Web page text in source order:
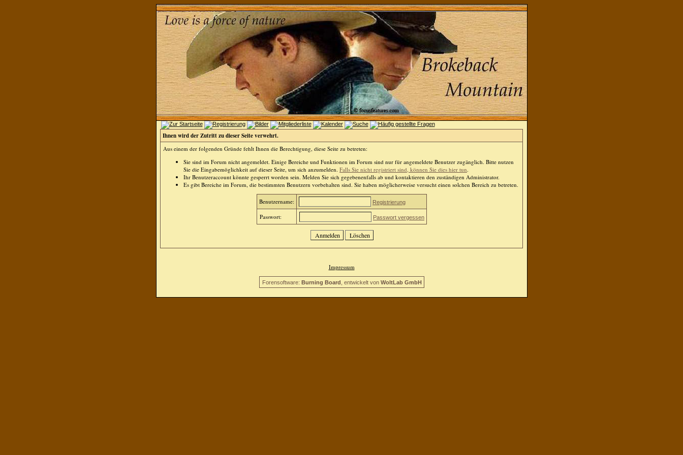
Ihnen wird der Zutritt zu dieser Seite verwehrt.
Aus einem der folgenden Gründe fehlt Ihnen die Berechtigung, diese Seite zu betreten:
Sie sind im Forum nicht angemeldet. Einige Bereiche und Funktionen im Forum sind nur für angemeldete Benutzer zugänglich. Bitte nutzen
Sie die Eingabemöglichkeit auf dieser Seite, um sich anzumelden. Falls Sie nicht registriert sind, können Sie dies hier tun.
Ihr Benutzeraccount könnte gesperrt worden sein. Melden Sie sich gegebenenfalls ab und kontaktieren den zuständigen Administrator.
Es gibt Bereiche im Forum, die bestimmten Benutzern vorbehalten sind. Sie haben möglicherweise versucht einen solchen Bereich zu betreten.
Benutzername: Registrierung
Passwort: Passwort vergessen
Impressum
Forensoftware: Burning Board , entwickelt von WoltLab GmbH